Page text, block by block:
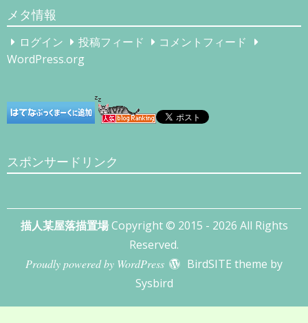
イ
ブ
メタ情報
ログイン 投稿フィード
コメントフィード
WordPress.org
スポンサードリンク
描人某屋落描置場Copyright © 2015 - 2026 All Rights
Reserved.
Proudly powered by WordPress
BirdSITE theme by
Sysbird